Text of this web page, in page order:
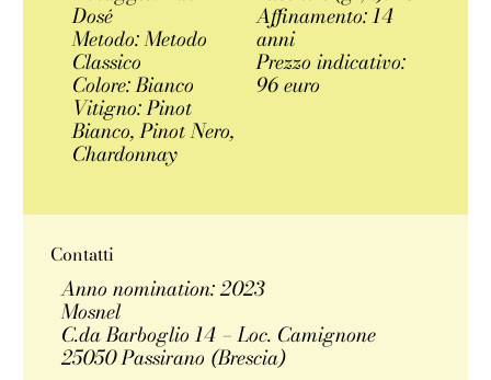
Dosé
Metodo: Metodo
Classico
Colore: Bianco
Vitigno: Pinot
Bianco, Pinot Nero,
Chardonnay
Affinamento: 14
anni
Prezzo indicativo:
96 euro
Contatti
Anno nomination: 2023
Mosnel
C.da Barboglio 14 – Loc. Camignone
25050 Passirano (Brescia)